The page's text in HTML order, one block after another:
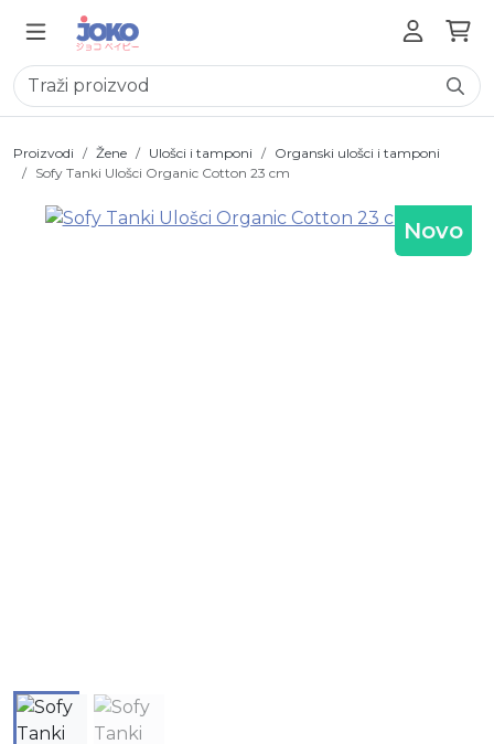
Proizvodi Žene Ulošci i tamponi
Organski ulošci i tamponi
Sofy Tanki Ulošci Organic Cotton 23 cm
Novo